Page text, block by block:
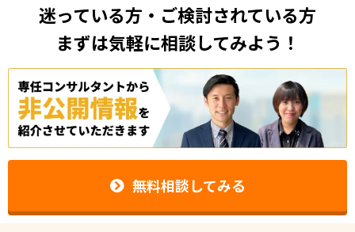
迷っている方・ご検討されている方
まずは気軽に相談してみよう！
無料相談してみる